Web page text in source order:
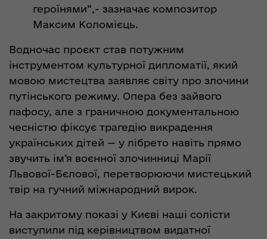
героїнями”,- зазначає композитор
Максим Коломієць.
Водночас проєкт став потужним
інструментом культурної дипломатії, який
мовою мистецтва заявляє світу про злочини
путінського режиму. Опера без зайвого
пафосу, але з граничною документальною
чесністю фіксує трагедію викрадення
українських дітей — у лібрето навіть прямо
звучить ім’я воєнної злочинниці Марії
Львової-Бєлової, перетворюючи мистецький
твір на гучний міжнародний вирок.
На закритому показі у Києві наші солісти
виступили під керівництвом видатної